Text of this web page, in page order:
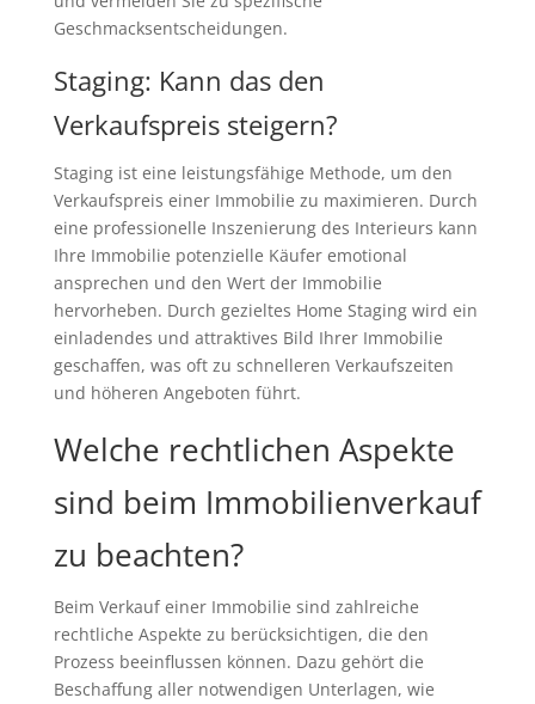
Geschmacksentscheidungen.
Staging: Kann das den
Verkaufspreis steigern?
Staging ist eine leistungsfähige Methode, um den
Verkaufspreis einer Immobilie zu maximieren. Durch
eine professionelle Inszenierung des Interieurs kann
Ihre Immobilie potenzielle Käufer emotional
ansprechen und den Wert der Immobilie
hervorheben. Durch gezieltes Home Staging wird ein
einladendes und attraktives Bild Ihrer Immobilie
geschaffen, was oft zu schnelleren Verkaufszeiten
und höheren Angeboten führt.
Welche rechtlichen Aspekte
sind beim Immobilienverkauf
zu beachten?
Beim Verkauf einer Immobilie sind zahlreiche
rechtliche Aspekte zu berücksichtigen, die den
Prozess beeinflussen können. Dazu gehört die
Beschaffung aller notwendigen Unterlagen, wie